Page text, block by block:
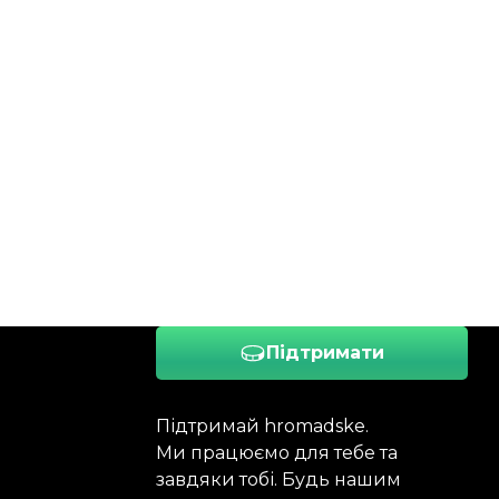
Підтримати
Підтримай hromadske.
Ми працюємо для тебе та
завдяки тобі. Будь нашим